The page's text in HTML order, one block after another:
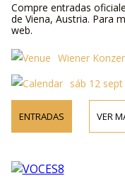
Compre entradas
de Viena, Austria. Para
web.
Wiener
sáb 12
ENTRADAS VER